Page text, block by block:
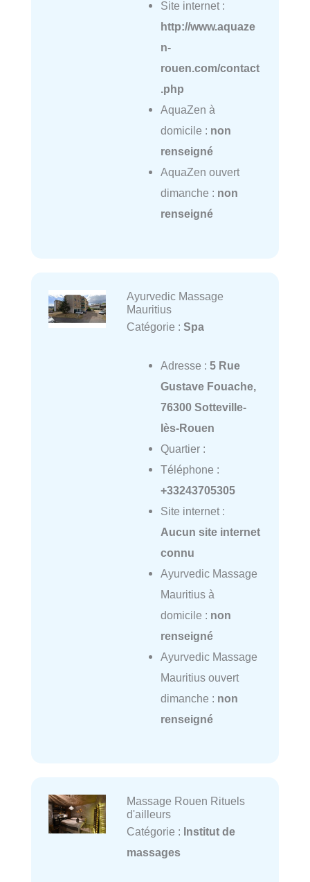
Site internet :
http://www.aquaze
n-
rouen.com/contact
.php
AquaZen à
domicile : non
renseigné
AquaZen ouvert
dimanche : non
renseigné
Ayurvedic Massage
Mauritius
Catégorie : Spa
Adresse : 5 Rue
Gustave Fouache,
76300 Sotteville-
lès-Rouen
Quartier :
Téléphone :
+33243705305
Site internet :
Aucun site internet
connu
Ayurvedic Massage
Mauritius à
domicile : non
renseigné
Ayurvedic Massage
Mauritius ouvert
dimanche : non
renseigné
Massage Rouen Rituels
d'ailleurs
Catégorie : Institut de
massages